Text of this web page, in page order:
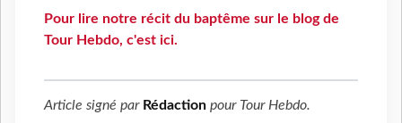
Pour lire notre récit du baptême sur le blog de
Tour Hebdo, c'est ici.
Article signé par Rédaction pour Tour Hebdo.